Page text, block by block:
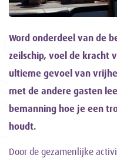
Word onderdeel van de
zeilschip, voel de kracht
ultieme gevoel van
met de andere gasten
bemanning hoe je een
houdt.
Door de gezamenlijke